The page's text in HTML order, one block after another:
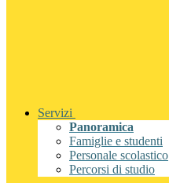
Servizi
Panoramica
Famiglie e studenti
Personale scolastico
Percorsi di studio